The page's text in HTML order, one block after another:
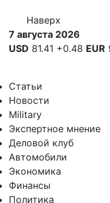
Наверх
7 августа 2026
USD 81.41 +0.48 EUR
Статьи
Новости
Military
Экспертное мнение
Деловой клуб
Автомобили
Экономика
Финансы
Политика